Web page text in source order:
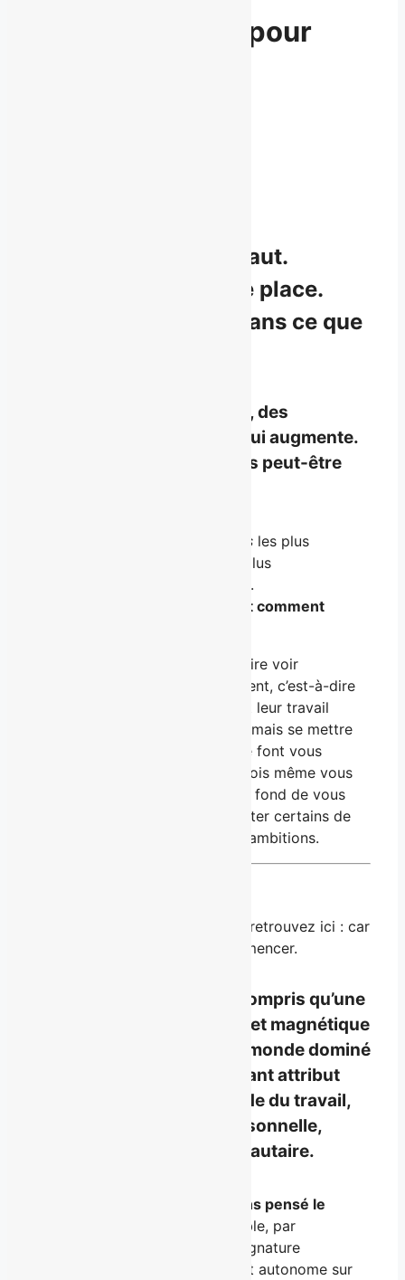
pour
Vous faites ce qu’il faut.
Vous êtes à la bonne place.
Vous êtes bon(ne) dans ce que
Vous avez de l’expérience, des
résultats, une crédibilité qui augmente.
Vous sentez que vous êtes peut-être
pas les plus
compétent·es qui profitent de plus
d’opportunités et d’avancement.
Ce sont ceux qui comprennent comment
Qui ont compris comment se faire voir
intelligemment et stratégiquement, c’est-à-dire
pas seulement mettre de l’avant leur travail
comme à une certaine époque, mais se mettre
de l’avant eux aussi. Ceux qui le font vous
, parfois même vous
. Mais vous savez au fond de vous
que vous avez besoin d’emprunter certains de
leurs codes pour atteindre vos ambitions.
Et c’est pour ça que vous vous retrouvez ici : car
vous ne savez pas par où commencer.
Chez BROUILLARD, on a compris qu’une
marque personnelle forte et magnétique
était aujourd’hui, dans ce monde dominé
le plus important attribut
dans le monde du travail,
mais aussi dans la vie personnelle,
intime, sociale et communautaire.
C’est pour vous que nous avons pensé le
incontournable, par
BROUILLARD, un programme signature
d’accompagnement entièrement autonome sur